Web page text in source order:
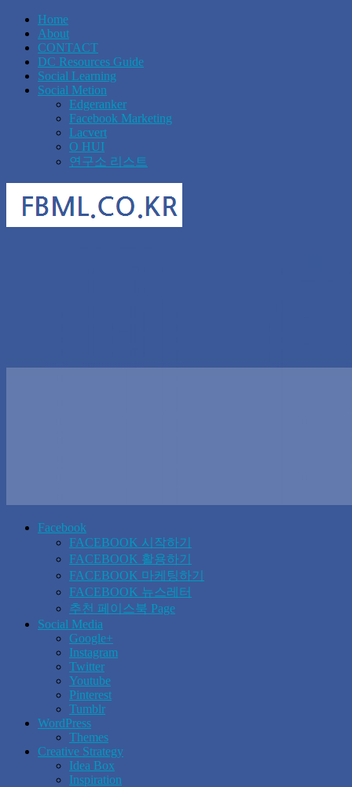
Home
About
CONTACT
DC Resources Guide
Social Learning
Social Metion
Edgeranker
Facebook Marketing
Lacvert
O HUI
연구소 리스트
Facebook
FACEBOOK 시작하기
FACEBOOK 활용하기
FACEBOOK 마케팅하기
FACEBOOK 뉴스레터
추천 페이스북 Page
Social Media
Google+
Instagram
Twitter
Youtube
Pinterest
Tumblr
WordPress
Themes
Creative Strategy
Idea Box
Inspiration